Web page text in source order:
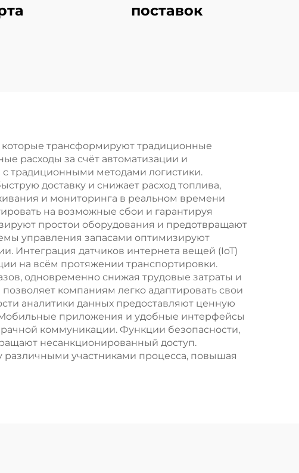
поставок
которые трансформируют традиционные
расходы за счёт автоматизации и
с традиционными методами логистики.
доставку и снижает расход топлива,
и мониторинга в реальном времени
на возможные сбои и гарантируя
простои оборудования и предотвращают
управления запасами оптимизируют
Интеграция датчиков интернета вещей (IoT)
на всём протяжении транспортировки.
одновременно снижая трудовые затраты и
компаниям легко адаптировать свои
аналитики данных предоставляют ценную
приложения и удобные интерфейсы
коммуникации. Функции безопасности,
несанкционированный доступ.
участниками процесса, повышая